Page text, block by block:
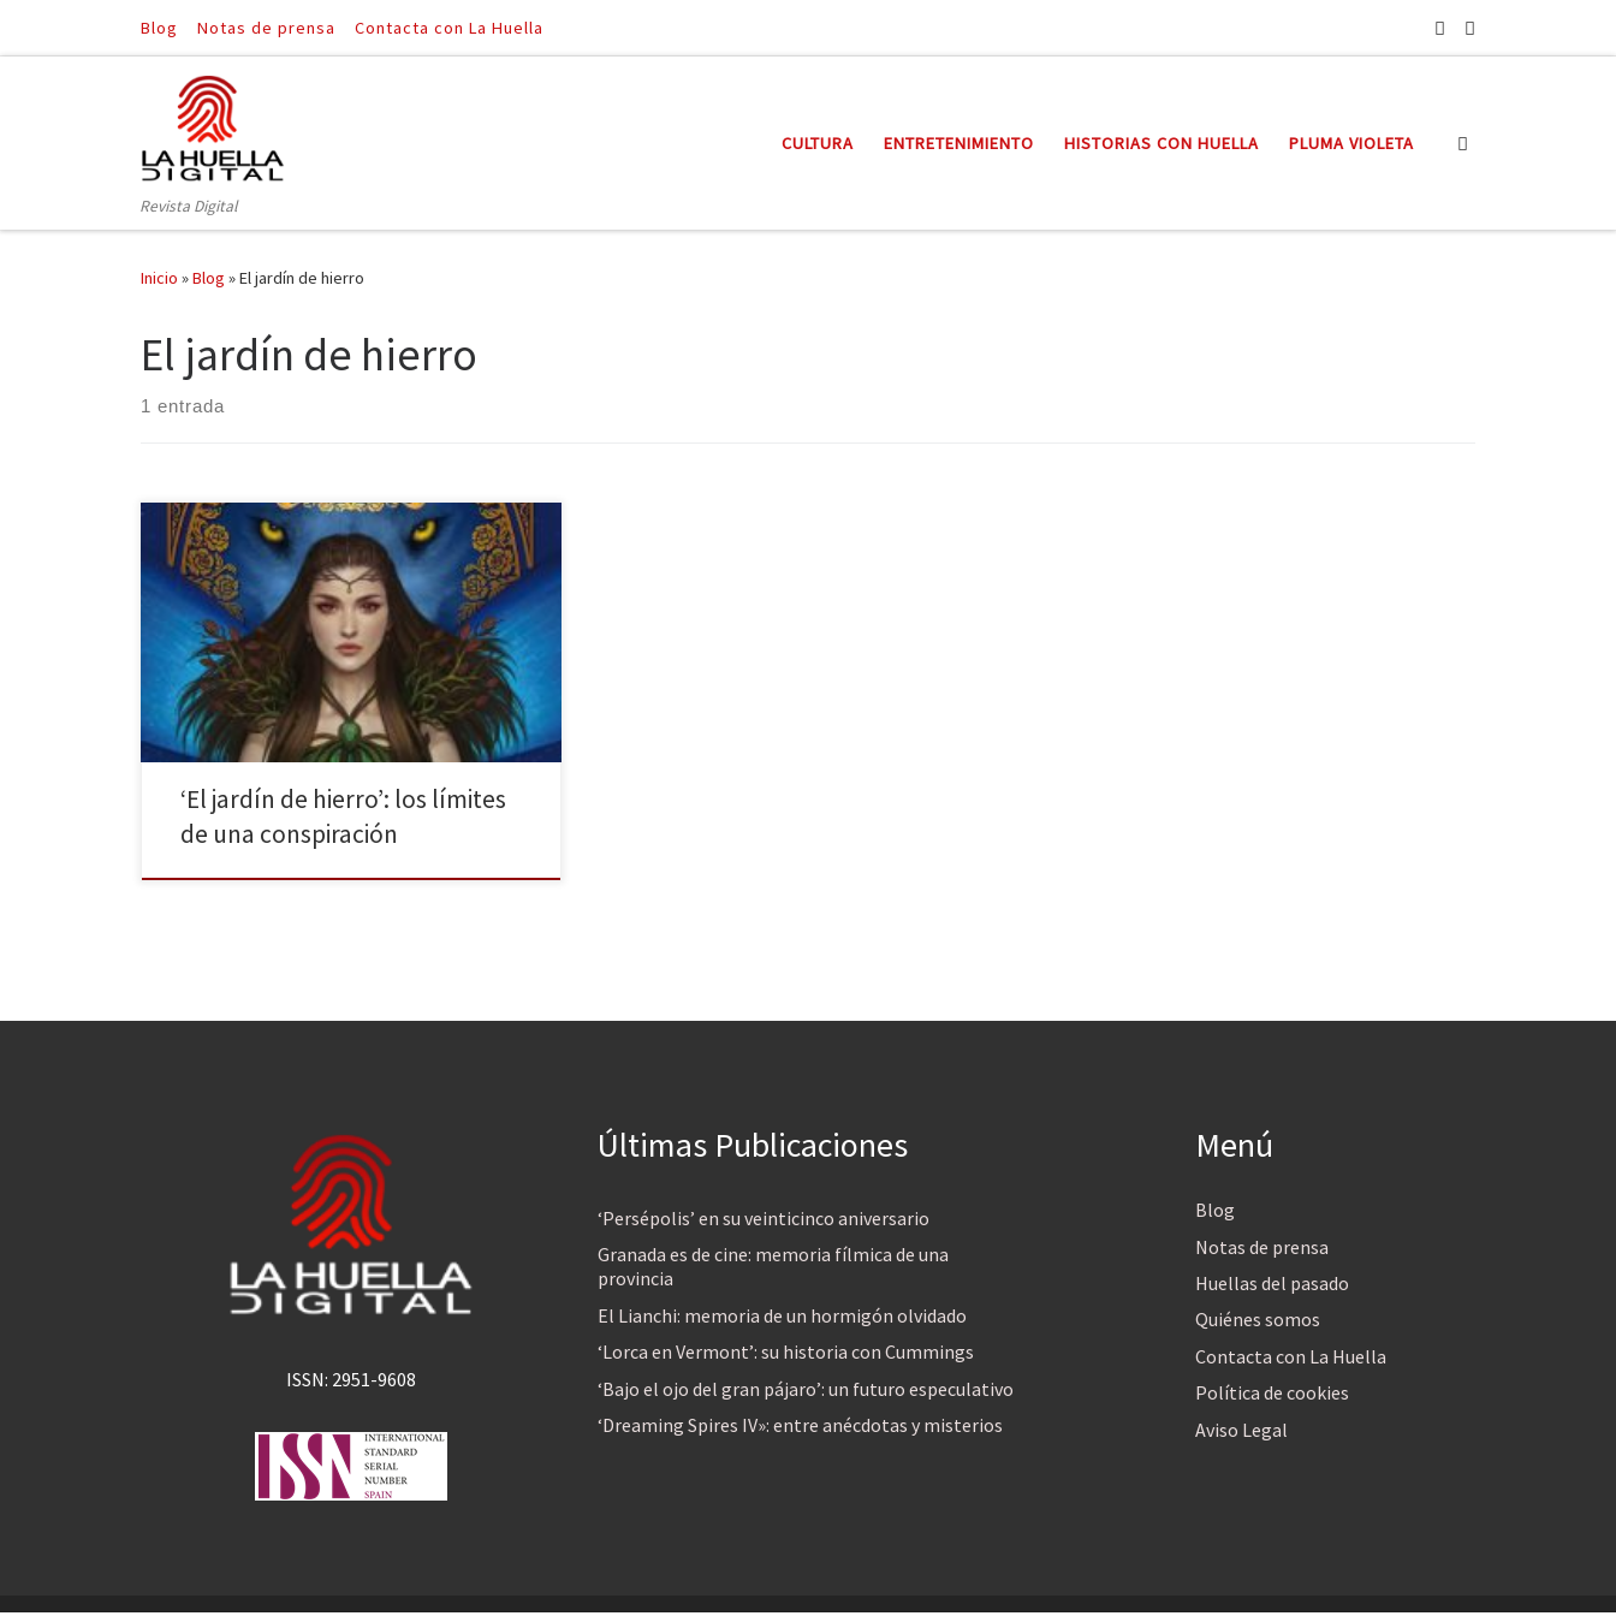
Saltar al contenido
Blog Notas de prensa Contacta con La Huella
Revista Digital
CULTURA ENTRETENIMIENTO HISTORIAS CON HUELLA PLUMA VIOLETA
Inicio »Blog »El jardín de hierro
El jardín de hierro
1 entrada
Nocturna publica El jardín de hierro de Gema Bonnín,
una novela de fantasía con claroscuros, en la cual la
contraposición entre el bien y el mal se diluyen; el
rencor y el perdón son dos armas de doble filo. No
obstante, es un libro de hadas, ¿no suelen ser relatos
[…]
‘El jardín de hierro’: los límites
de una conspiración
ISSN: 2951-9608
Últimas Publicaciones
‘Persépolis’ en su veinticinco aniversario
Granada es de cine: memoria fílmica de una
provincia
El Lianchi: memoria de un hormigón olvidado
‘Lorca en Vermont’: su historia con Cummings
‘Bajo el ojo del gran pájaro’: un futuro especulativo
‘Dreaming Spires IV»: entre anécdotas y misterios
Menú
Blog
Notas de prensa
Huellas del pasado
Quiénes somos
Contacta con La Huella
Política de cookies
Aviso Legal